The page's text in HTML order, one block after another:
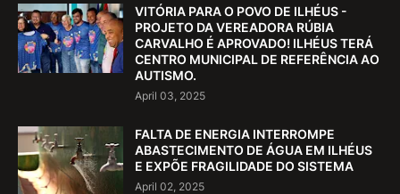
VITÓRIA PARA O POVO DE ILHÉUS -
PROJETO DA VEREADORA RÚBIA
CARVALHO É APROVADO! ILHÉUS TERÁ
CENTRO MUNICIPAL DE REFERÊNCIA AO
AUTISMO.
April 03, 2025
FALTA DE ENERGIA INTERROMPE
ABASTECIMENTO DE ÁGUA EM ILHÉUS
E EXPÕE FRAGILIDADE DO SISTEMA
April 02, 2025